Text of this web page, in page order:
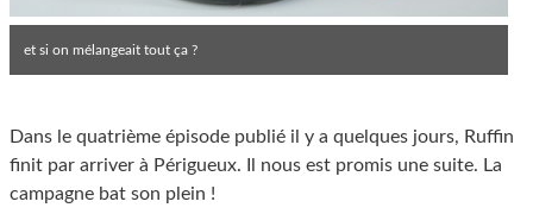
et si on mélangeait tout ça ?
Dans le quatrième épisode publié il y a quelques jours, Ruffin
finit par arriver à Périgueux. Il nous est promis une suite. La
campagne bat son plein !